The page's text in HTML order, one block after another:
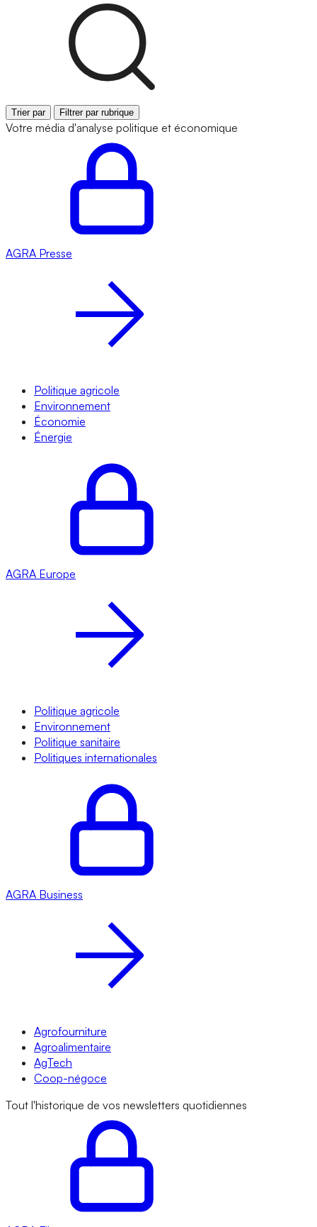
Trier par Filtrer par rubrique
Votre média d'analyse politique et économique
AGRA Presse
Politique agricole
Environnement
Économie
Énergie
AGRA Europe
Politique agricole
Environnement
Politique sanitaire
Politiques internationales
AGRA Business
Agrofourniture
Agroalimentaire
AgTech
Coop-négoce
Tout l'historique de vos newsletters quotidiennes